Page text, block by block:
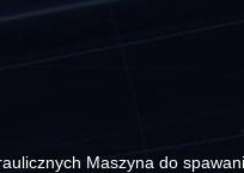
Maszyna do